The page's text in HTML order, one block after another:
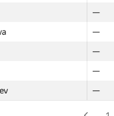
—
—
—
—
—
—
—
—
—
—